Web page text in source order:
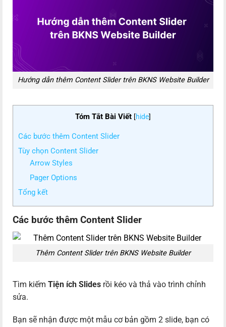
Hướng dẫn thêm Content Slider trên BKNS Website Builder
Tóm Tắt Bài Viết [hide]
Các bước thêm Content Slider
Tùy chọn Content Slider
Arrow Styles
Pager Options
Tổng kết
Các bước thêm Content Slider
Thêm Content Slider trên BKNS Website Builder
Tìm kiếm Tiện ích Slides rồi kéo và thả vào trình chỉnh
sửa.
Bạn sẽ nhận được một mẫu cơ bản gồm 2 slide, bạn có